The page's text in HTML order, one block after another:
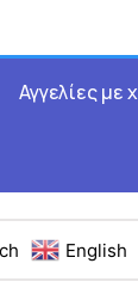
Αγγελίες με
English